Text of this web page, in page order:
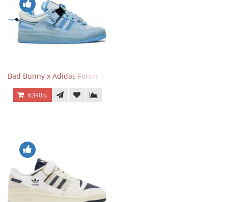
Bad Bunny x Adidas Forum Buckle Low Blue Tint
6390р.